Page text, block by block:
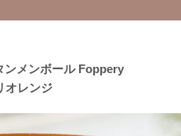
も美味しくいただきます！大
ンメンボール Foppery
オレンジ